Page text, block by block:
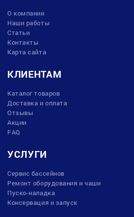
О компании
Наши работы
Статьи
Контакты
Карта сайта
КЛИЕНТАМ
Каталог товаров
Доставка и оплата
Отзывы
Акции
FAQ
УСЛУГИ
Сервис бассейнов
Ремонт оборудования и чаши
Пуско-наладка
Консервация и запуск